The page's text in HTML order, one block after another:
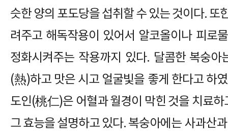
슷한 양의 포도당을 섭취할 수 있는 것이다. 또
려주고 해독작용이 있어서 알코올이나 피로
정화시켜주는 작용까지 있다. 달콤한 복숭아
(熱)하고 맛은 시고 얼굴빛을 좋게 한다고 하
도인(桃仁)은 어혈과 월경이 막힌 것을 치료
그 효능을 설명하고 있다. 복숭아에는 사과산